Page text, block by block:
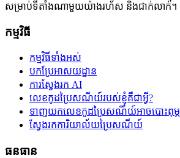
សម្រាប់ទីតាំងណាមួយយ៉ាងរហ័ស និងជាក់លាក់។
កម្មវិធី
កម្មវិធីទាំងអស់
បកប្រែអាសយដ្ឋាន
ការស្វែងរក AI
លេខកូដប្រៃសណីយ៍របស់ខ្ញុំគឺជាអ្វី?
ទាញយកលេខកូដប្រៃសណីយ៍អាចបោះពុម្ភ
ស្វែងរកការិយាល័យប្រៃសណីយ៍
ធនធាន